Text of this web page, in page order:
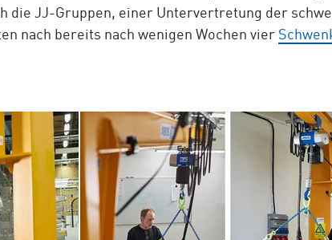
die JJ-Gruppen, einer Untervertretung der
nach bereits nach wenigen Wochen vier